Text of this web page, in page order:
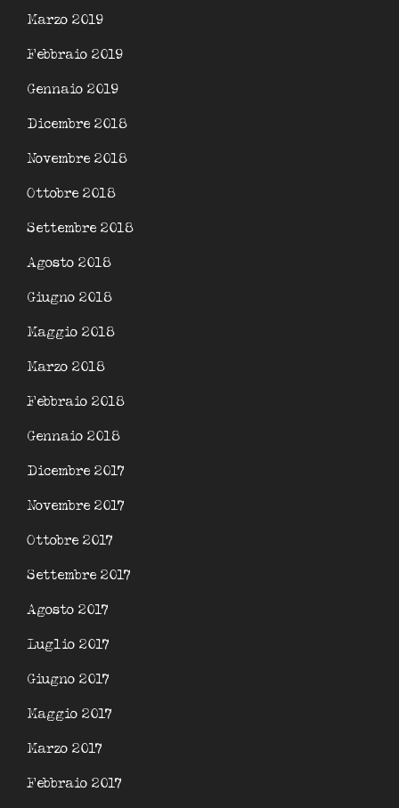
Marzo 2019
Febbraio 2019
Gennaio 2019
Dicembre 2018
Novembre 2018
Ottobre 2018
Settembre 2018
Agosto 2018
Giugno 2018
Maggio 2018
Marzo 2018
Febbraio 2018
Gennaio 2018
Dicembre 2017
Novembre 2017
Ottobre 2017
Settembre 2017
Agosto 2017
Luglio 2017
Giugno 2017
Maggio 2017
Marzo 2017
Febbraio 2017